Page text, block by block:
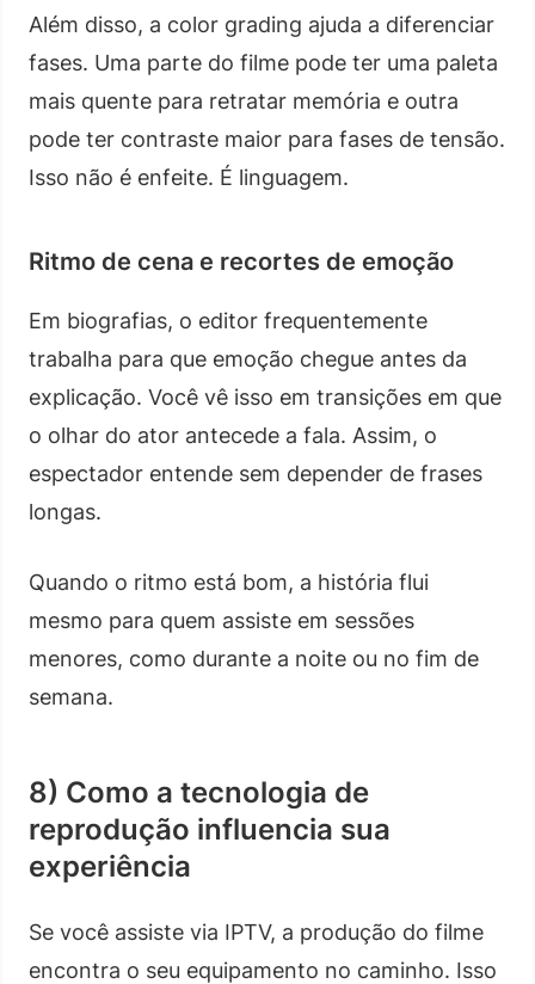
Além disso, a color grading ajuda a diferenciar
fases. Uma parte do filme pode ter uma paleta
mais quente para retratar memória e outra
pode ter contraste maior para fases de tensão.
Isso não é enfeite. É linguagem.
Ritmo de cena e recortes de emoção
Em biografias, o editor frequentemente
trabalha para que emoção chegue antes da
explicação. Você vê isso em transições em que
o olhar do ator antecede a fala. Assim, o
espectador entende sem depender de frases
longas.
Quando o ritmo está bom, a história flui
mesmo para quem assiste em sessões
menores, como durante a noite ou no fim de
semana.
8) Como a tecnologia de
reprodução influencia sua
experiência
Se você assiste via IPTV, a produção do filme
encontra o seu equipamento no caminho. Isso